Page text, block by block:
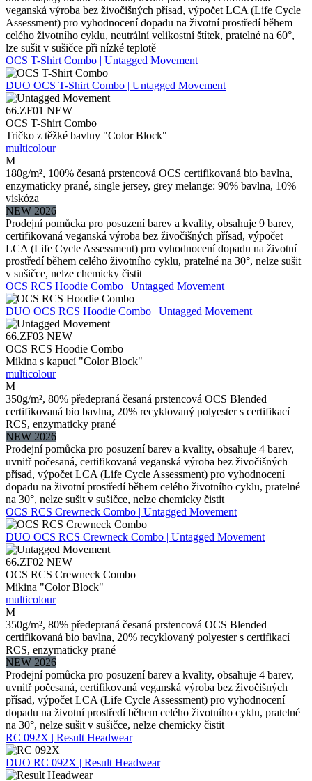
veganská výroba bez živočišných přísad, výpočet LCA (Life Cycle
Assessment) pro vyhodnocení dopadu na životní prostředí během
celého životního cyklu, neutrální velikostní štítek, pratelné na 60°,
lze sušit v sušičce při nízké teplotě
OCS T-Shirt Combo | Untagged Movement
DUO OCS T-Shirt Combo | Untagged Movement
66.ZF01 NEW
OCS T-Shirt Combo
Tričko z těžké bavlny "Color Block"
multicolour
M
180g/m², 100% česaná prstencová OCS certifikovaná bio bavlna,
enzymaticky prané, single jersey, grey melange: 90% bavlna, 10%
viskóza
NEW 2026
Prodejní pomůcka pro posuzení barev a kvality, obsahuje 9 barev,
certifikovaná veganská výroba bez živočišných přísad, výpočet
LCA (Life Cycle Assessment) pro vyhodnocení dopadu na životní
prostředí během celého životního cyklu, pratelné na 30°, nelze sušit
v sušičce, nelze chemicky čistit
OCS RCS Hoodie Combo | Untagged Movement
DUO OCS RCS Hoodie Combo | Untagged Movement
66.ZF03 NEW
OCS RCS Hoodie Combo
Mikina s kapucí "Color Block"
multicolour
M
350g/m², 80% předepraná česaná prstencová OCS Blended
certifikovaná bio bavlna, 20% recyklovaný polyester s certifikací
RCS, enzymaticky prané
NEW 2026
Prodejní pomůcka pro posuzení barev a kvality, obsahuje 4 barev,
uvnitř počesaná, certifikovaná veganská výroba bez živočišných
přísad, výpočet LCA (Life Cycle Assessment) pro vyhodnocení
dopadu na životní prostředí během celého životního cyklu, pratelné
na 30°, nelze sušit v sušičce, nelze chemicky čistit
OCS RCS Crewneck Combo | Untagged Movement
DUO OCS RCS Crewneck Combo | Untagged Movement
66.ZF02 NEW
OCS RCS Crewneck Combo
Mikina "Color Block"
multicolour
M
350g/m², 80% předepraná česaná prstencová OCS Blended
certifikovaná bio bavlna, 20% recyklovaný polyester s certifikací
RCS, enzymaticky prané
NEW 2026
Prodejní pomůcka pro posuzení barev a kvality, obsahuje 4 barev,
uvnitř počesaná, certifikovaná veganská výroba bez živočišných
přísad, výpočet LCA (Life Cycle Assessment) pro vyhodnocení
dopadu na životní prostředí během celého životního cyklu, pratelné
na 30°, nelze sušit v sušičce, nelze chemicky čistit
RC 092X | Result Headwear
DUO RC 092X | Result Headwear